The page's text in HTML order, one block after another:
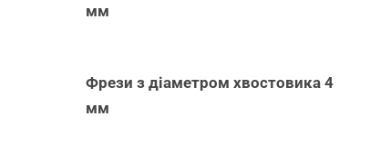
мм
Фрези з діаметром хвостовика 4
мм